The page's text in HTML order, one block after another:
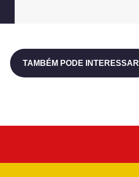
TAMBÉM PODE INTERESSAR